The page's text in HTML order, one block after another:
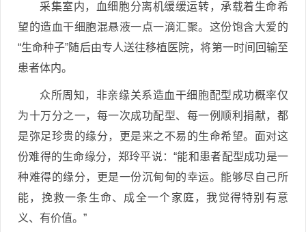
采集室内，血细胞分离机缓缓运转，承载着生命希
望的造血干细胞混悬液一点一滴汇聚。这份饱含大爱的
“生命种子”随后由专人送往移植医院，将第一时间回输至
患者体内。
众所周知，非亲缘关系造血干细胞配型成功概率仅
为十万分之一，每一次成功配型、每一例顺利捐献，都
是弥足珍贵的缘分，更是来之不易的生命希望。面对这
份难得的生命缘分，郑玲平说：“能和患者配型成功是一
种难得的缘分，更是一份沉甸甸的幸运。能够尽自己所
能，挽救一条生命、成全一个家庭，我觉得特别有意
义、有价值。”